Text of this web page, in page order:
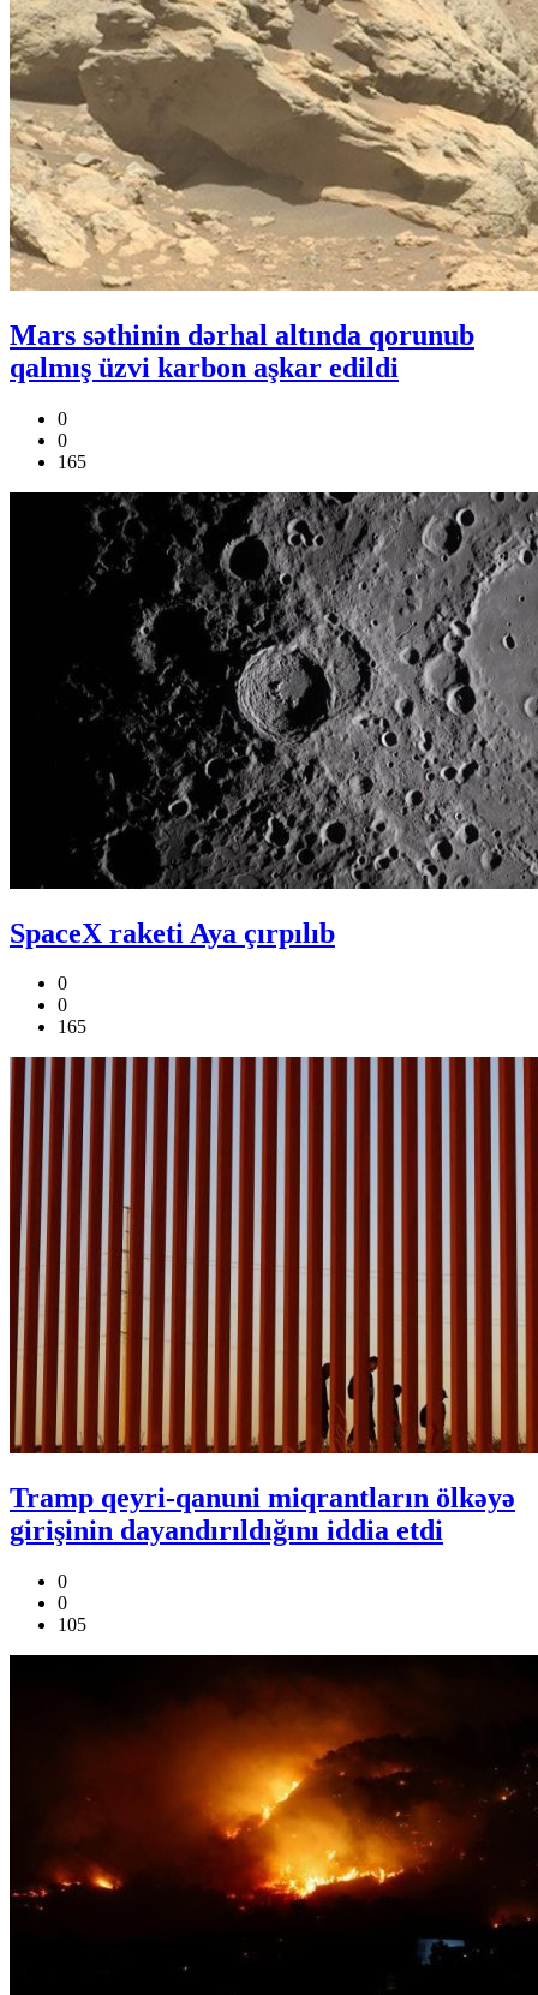
Mars səthinin dərhal altında qorunub
qalmış üzvi karbon aşkar edildi
0
0
165
SpaceX raketi Aya çırpılıb
0
0
165
Tramp qeyri-qanuni miqrantların ölkəyə
girişinin dayandırıldığını iddia etdi
0
0
105